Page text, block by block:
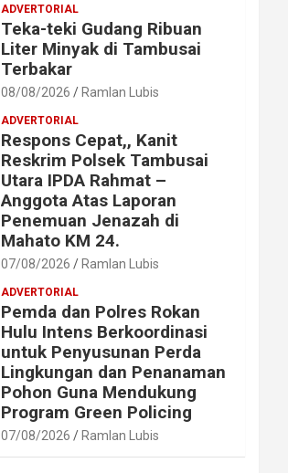
ADVERTORIAL
Teka-teki Gudang Ribuan
Liter Minyak di Tambusai
Terbakar
08/08/2026 Ramlan Lubis
ADVERTORIAL
Respons Cepat,, Kanit
Reskrim Polsek Tambusai
Utara IPDA Rahmat –
Anggota Atas Laporan
Penemuan Jenazah di
Mahato KM 24.
07/08/2026 Ramlan Lubis
ADVERTORIAL
Pemda dan Polres Rokan
Hulu Intens Berkoordinasi
untuk Penyusunan Perda
Lingkungan dan Penanaman
Pohon Guna Mendukung
Program Green Policing
07/08/2026 Ramlan Lubis